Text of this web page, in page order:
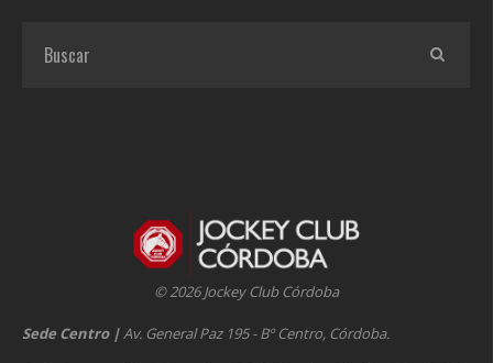
© 2026 Jockey Club Córdoba
Sede Centro |Av. General Paz 195 - Bº Centro, Córdoba.